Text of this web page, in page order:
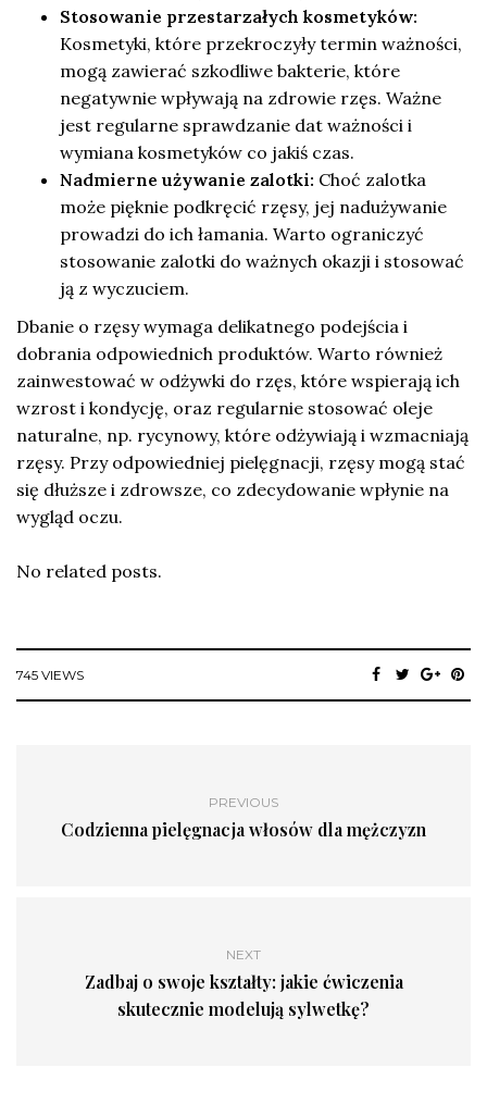
Stosowanie przestarzałych kosmetyków:
Kosmetyki, które przekroczyły termin ważności,
mogą zawierać szkodliwe bakterie, które
negatywnie wpływają na zdrowie rzęs. Ważne
jest regularne sprawdzanie dat ważności i
wymiana kosmetyków co jakiś czas.
Nadmierne używanie zalotki: Choć zalotka
może pięknie podkręcić rzęsy, jej nadużywanie
prowadzi do ich łamania. Warto ograniczyć
stosowanie zalotki do ważnych okazji i stosować
ją z wyczuciem.
Dbanie o rzęsy wymaga delikatnego podejścia i
dobrania odpowiednich produktów. Warto również
zainwestować w odżywki do rzęs, które wspierają ich
wzrost i kondycję, oraz regularnie stosować oleje
naturalne, np. rycynowy, które odżywiają i wzmacniają
rzęsy. Przy odpowiedniej pielęgnacji, rzęsy mogą stać
się dłuższe i zdrowsze, co zdecydowanie wpłynie na
wygląd oczu.
No related posts.
745 VIEWS
PREVIOUS
Codzienna pielęgnacja włosów dla mężczyzn
NEXT
Zadbaj o swoje kształty: jakie ćwiczenia
skutecznie modelują sylwetkę?